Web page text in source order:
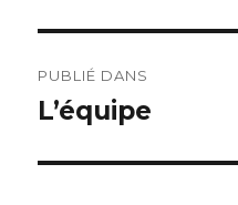
de
PUBLIÉ DANS
L’équipe